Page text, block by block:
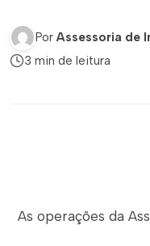
Por Assessoria de
3 min de leitura
As operações da